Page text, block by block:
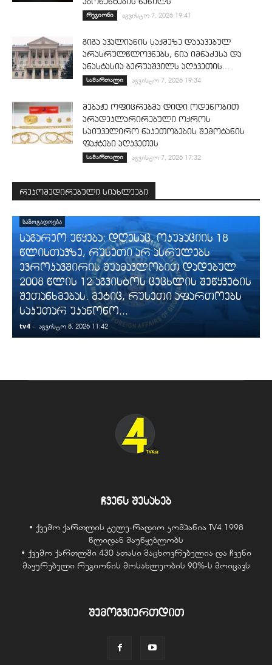
რეგიონი აგვისტო 7, 2026 19:41
გიგა ავალიანის საქმეზე დაკავებულ
არასრულწლოვნებს, ნია იმნაძესა და
ანასტასია ბერუაშვილს აღკვეთის...
სამართალი აგვისტო 7, 2026 19:34
მებაჟე ოფიცრებმა დიდი ოდენობით
არადეკლარირებული ოქროს
საიუველირო ნაკეთობების შემოტანის
ფაქტები აღკვეთეს
სამართალი აგვისტო 7, 2026 17:32
რეკომედირებული სიახლეები
ᲡᲐᲖᲝᲒᲐᲓᲝᲔᲑᲐ
საგარეო უწყება: დღესაც, ოკუპაციის 18
წლისთავზე, რუსეთი არ ასრულებს
ევროკავშირის შუამავლობით დადებულ
2008 წლის 12 აგვისტოს ცეცხლის შეწყვეტის
შეთანხმებას. მეტიც, რუსეთი აფართოებს
საკუთარ უკანონო...
tv4 - აგვისტო 8, 2026 11:42
ჩვენს შესახებ
• ქვემო ქართლის ტელე-რადიო კომპანია TV4 1998
წლიდან მაუწყებლობს
• ქვემო ქართლში 430 ათასი მაცხოვრებელია და ჩვენი
მაყურებელი რეგიონის მოსახლეობის 90%-ს მოიცავს
შემოგვიერთდით